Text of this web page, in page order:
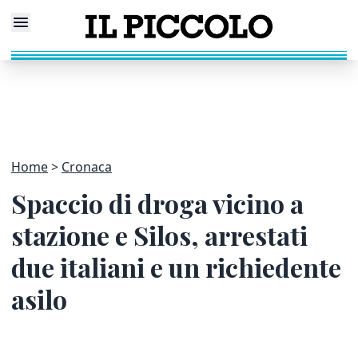
Home Cronaca
Spaccio di droga vicino a
stazione e Silos, arrestati
due italiani e un richiedente
asilo